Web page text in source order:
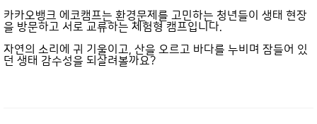
카카오뱅크 에코캠프는 환경문제를 고민하는 청년들이 생태 현장
을 방문하고 서로 교류하는 체험형 캠프입니다.
자연의 소리에 귀 기울이고, 산을 오르고 바다를 누비며 잠들어 있
던 생태 감수성을 되살려볼까요?